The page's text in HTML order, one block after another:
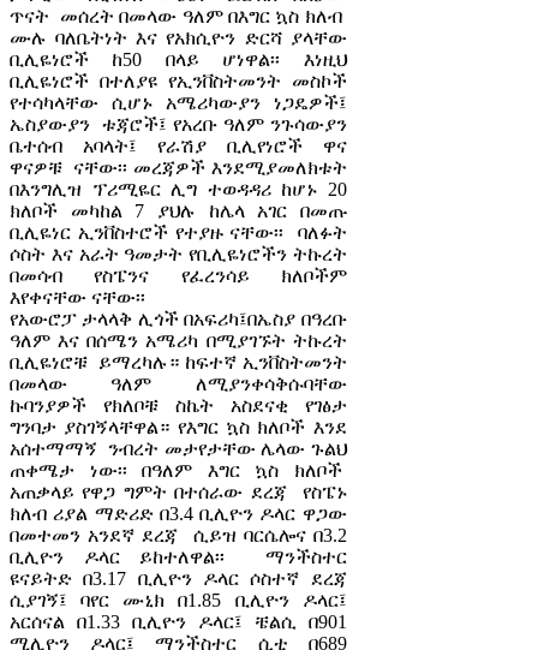
ጥናት መሰረት በመላው ዓለም በእግር ኳስ ክለብ
ሙሉ ባለቤትነት እና የአክሲዮን ድርሻ ያላቸው
ቢሊዬነሮች ከ50 በላይ ሆነዋል፡፡ እነዚህ
ቢሊዬነሮች በተለያዩ የኢንቨስትመንት መስኮች
የተሳካላቸው ሲሆኑ አሜሪካውያን ነጋዴዎች፤
ኤስያውያን ቱጃሮች፤ የአረቡ ዓለም ንጉሳውያን
ቤተሰብ አባላት፤ የራሽያ ቢሊየነሮች ዋና
ዋናዎቹ ናቸው፡፡ መረጃዎች እንደሚያመለክቱት
በእንግሊዝ ፕሪሚዬር ሊግ ተወዳዳሪ ከሆኑ 20
ክለቦች መካከል 7 ያህሉ ከሌላ አገር በመጡ
ቢሊዬነር ኢንቨስተሮች የተያዙ ናቸው፡፡ ባለፉት
ሶስት እና አራት ዓመታት የቢሊዬነሮችን ትኩረት
በመሳብ የስፔንና የፈረንሳይ ክለቦችም
እየቀናቸው ናቸው፡፡
የአውሮፓ ታላላቅ ሊጎች በአፍሪካ፤በኤስያ በዓረቡ
ዓለም እና በሰሜን አሜሪካ በሚያገኙት ትኩረት
ቢሊዬነሮቹ ይማረካሉ። ከፍተኛ ኢንቨስትመንት
በመላው ዓለም ለሚያንቀሳቅሱባቸው
ኩባንያዎች የክለቦቹ ስኬት አስደናቂ የገፅታ
ግንባታ ያስገኝላቸዋል። የእግር ኳስ ክለቦች እንደ
አሰተማማኝ ንብረት መታየታቸው ሌላው ጉልህ
ጠቀሜታ ነው፡፡ በዓለም እግር ኳስ ክለቦች
አጠቃላይ የዋጋ ግምት በተሰራው ደረጃ የስፔኑ
ክለብ ሪያል ማድሪድ በ3.4 ቢሊዮን ዶላር ዋጋው
በመተመን አንደኛ ደረጃ ሲይዝ ባርሴሎና በ3.2
ቢሊዮን ዶላር ይከተለዋል፡፡ ማንችስተር
ዩናይትድ በ3.17 ቢሊዮን ዶላር ሶስተኛ ደረጃ
ሲያገኝ፤ ባየር ሙኒክ በ1.85 ቢሊዮን ዶላር፤
አርሰናል በ1.33 ቢሊዮን ዶላር፤ ቼልሲ በ901
ሚሊዮን ዶላር፤ ማንችስተር ሲቲ በ689